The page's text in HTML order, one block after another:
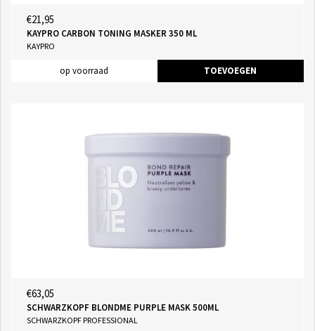
€21,95
KAYPRO CARBON TONING MASKER 350 ML
KAYPRO
op voorraad TOEVOEGEN
€63,05
SCHWARZKOPF BLONDME PURPLE MASK 500ML
SCHWARZKOPF PROFESSIONAL